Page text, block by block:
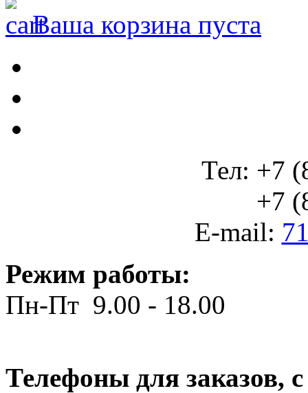
Ваша корзина пуста
Тел: +7
+7
E-mail:
Режим работы:
Пн-Пт 9.00 - 18.00
Телефоны для заказов,